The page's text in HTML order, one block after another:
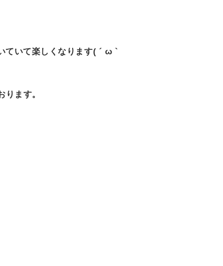
ていて楽しくなります( ´ ω `
ます。